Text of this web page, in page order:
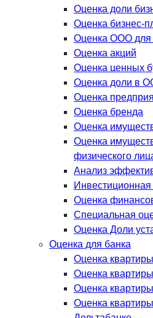
Оценка доли
Оценка бизнес-
Оценка ООО для
Оценка акций
Оценка ценных
Оценка доли в
Оценка
Оценка бренда
Оценка
Оценка
физического
Анализ
Инвестиционная
Оценка
Специальная
Оценка Доли
Оценка для банка
Оценка
Оценка
Оценка
Оценка